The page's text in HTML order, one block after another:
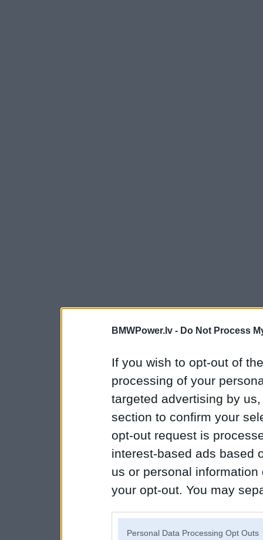
BMWPower.lv - Do Not Process
If you wish to opt-out of
processing of your
targeted advertising by
section to confirm your
opt-out request is
interest-based ads based
us or personal
your opt-out. You may
Personal Data Processing Opt Outs